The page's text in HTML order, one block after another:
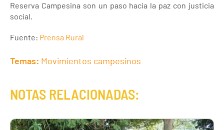
Reserva Campesina son un paso hacia la paz con justicia
social.
Fuente: Prensa Rural
Temas: Movimientos campesinos
NOTAS RELACIONADAS: